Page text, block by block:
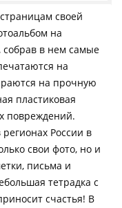
своей
на
собрав в нем самые
на
на прочную
пластиковая
повреждений.
России в
свои фото, но и
письма и
тетрадка с
счастья! В